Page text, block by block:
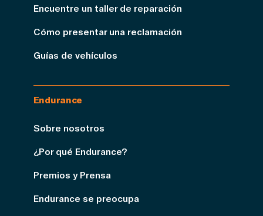
Encuentre un taller de reparación
Cómo presentar una reclamación
Guías de vehículos
Endurance
Sobre nosotros
¿Por qué Endurance?
Premios y Prensa
Endurance se preocupa